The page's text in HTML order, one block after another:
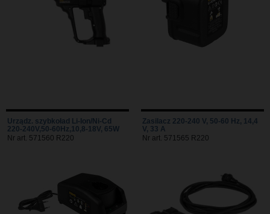
Urządz. szybkoład Li-Ion/Ni-Cd
220-240V,50-60Hz,10,8-18V, 65W
Nr art. 571560 R220
Zasilacz 220-240 V, 50-60 Hz, 14,4
V, 33 A
Nr art. 571565 R220